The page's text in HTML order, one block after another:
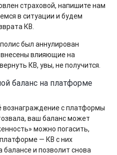
страховой, напишите нам
в ситуации и будем
КВ.
был аннулирован
влияющие на
КВ, увы, не получится.
баланс на платформе
вознаграждение с платформы
ваш баланс может
можно погасить,
— КВ с них
балансе и позволит снова